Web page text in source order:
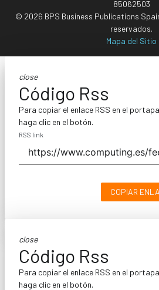
85062503
© 2026 BPS Business Publications
reservados.
Mapa del Sitio
close
Código Rss
Para copiar el enlace RSS en el
haga clic en el botón.
RSS link
COPIAR
close
Código Rss
Para copiar el enlace RSS en el
haga clic en el botón.